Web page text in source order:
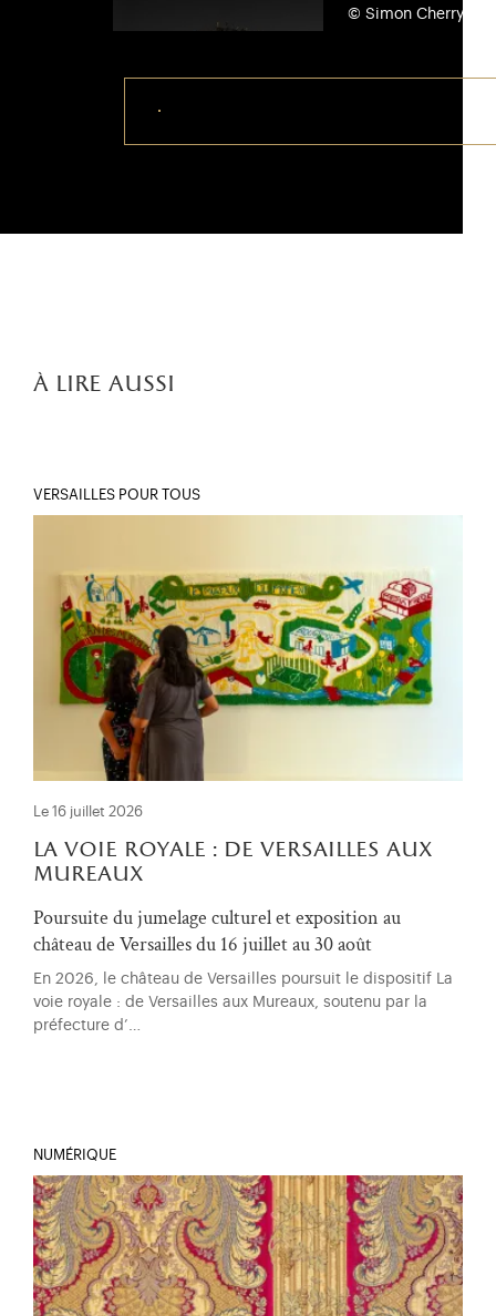
© Simon Cherry
à lire aussi
VERSAILLES POUR TOUS
Le 16 juillet 2026
la voie royale : de versailles aux
mureaux
Poursuite du jumelage culturel et exposition au
château de Versailles du 16 juillet au 30 août
En 2026, le château de Versailles poursuit le dispositif La
voie royale : de Versailles aux Mureaux, soutenu par la
préfecture d’…
NUMÉRIQUE